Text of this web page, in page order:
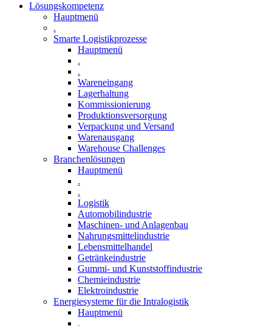
Lösungskompetenz
Hauptmenü
.
Smarte Logistikprozesse
Hauptmenü
.
.
Wareneingang
Lagerhaltung
Kommissionierung
Produktionsversorgung
Verpackung und Versand
Warenausgang
Warehouse Challenges
Branchenlösungen
Hauptmenü
.
.
Logistik
Automobilindustrie
Maschinen- und Anlagenbau
Nahrungsmittelindustrie
Lebensmittelhandel
Getränkeindustrie
Gummi­- und Kunststoffindustrie
Chemieindustrie
Elektroindustrie
Energiesysteme für die Intralogistik
Hauptmenü
.